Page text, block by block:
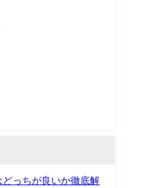
っちが良いか徹底解